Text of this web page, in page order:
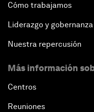
Cómo trabajamos
Liderazgo y gobernanza
Nuestra repercusión
Más información
Centros
Reuniones